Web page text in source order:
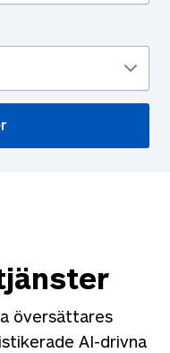
översättares
AI-drivna